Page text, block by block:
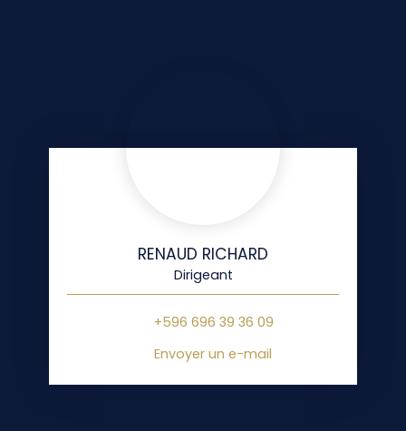
RENAUD RICHARD
Dirigeant
+596 696 39 36 09
Envoyer un e-mail